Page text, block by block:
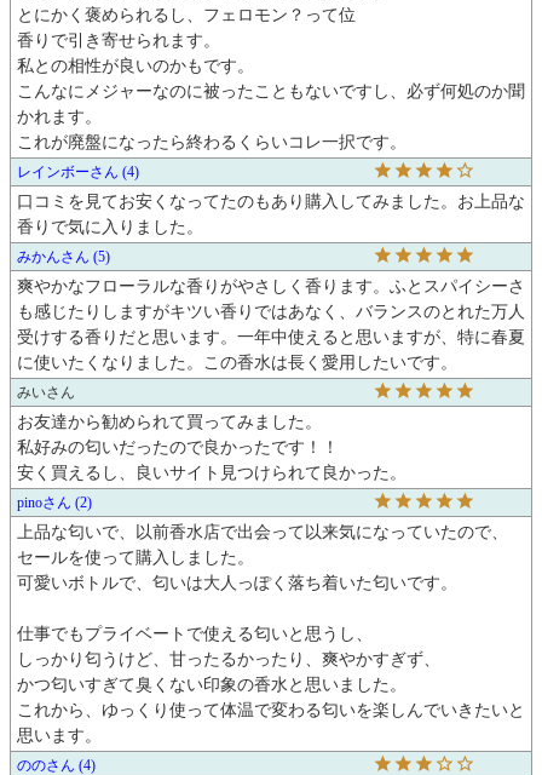
とにかく褒められるし、フェロモン？って位
香りで引き寄せられます。
私との相性が良いのかもです。
こんなにメジャーなのに被ったこともないですし、必ず何処のか聞
かれます。
これが廃盤になったら終わるくらいコレ一択です。
レインボー 4
口コミを見てお安くなってたのもあり購入してみました。お上品な
香りで気に入りました。
みかん 5
爽やかなフローラルな香りがやさしく香ります。ふとスパイシーさ
も感じたりしますがキツい香りではあなく、バランスのとれた万人
受けする香りだと思います。一年中使えると思いますが、特に春夏
に使いたくなりました。この香水は長く愛用したいです。
みい
お友達から勧められて買ってみました。
私好みの匂いだったので良かったです！！
安く買えるし、良いサイト見つけられて良かった。
pino 2
上品な匂いで、以前香水店で出会って以来気になっていたので、
セールを使って購入しました。
可愛いボトルで、匂いは大人っぽく落ち着いた匂いです。
仕事でもプライベートで使える匂いと思うし、
しっかり匂うけど、甘ったるかったり、爽やかすぎず、
かつ匂いすぎて臭くない印象の香水と思いました。
これから、ゆっくり使って体温で変わる匂いを楽しんでいきたいと
思います。
のの 4